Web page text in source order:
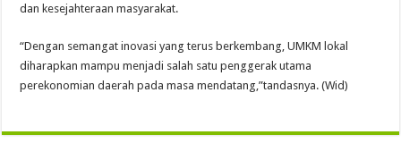
dan kesejahteraan masyarakat.
“Dengan semangat inovasi yang terus berkembang, UMKM lokal
diharapkan mampu menjadi salah satu penggerak utama
perekonomian daerah pada masa mendatang,”tandasnya. (Wid)